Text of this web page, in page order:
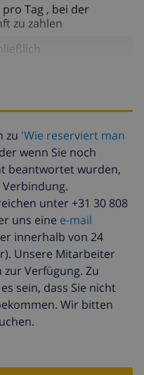
pro Tag , bei der
zu zahlen
der Gesamtsumme
zu 'Wie reserviert man
wenn Sie noch
beantwortet wurden,
unter +31 30 808
uns eine e-mail
innerhalb von 24
Unsere Mitarbeiter
Verfügung. Zu
sein, dass Sie nicht
Wir bitten